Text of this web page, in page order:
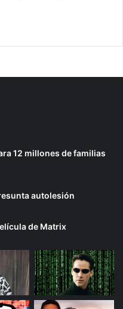
12 millones de familias
autolesión
de Matrix